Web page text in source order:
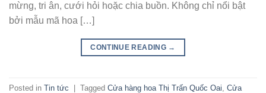
mừng, tri ân, cưới hỏi hoặc chia buồn. Không chỉ nổi bật
bởi mẫu mã hoa […]
CONTINUE READING →
Posted in Tin tức | Tagged Cửa hàng hoa Thị Trấn Quốc Oai Cửa